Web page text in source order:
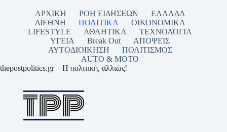
ΑΡΧΙΚΗ ΡΟΗ ΕΙΔΗΣΕΩΝ
ΕΛΛΑΔΑ
ΔΙΕΘΝΗ
ΠΟΛΙΤΙΚΑ
ΟΙΚΟΝΟΜΙΚΑ
LIFESTYLE
ΑΘΛΗΤΙΚΑ
ΤΕΧΝΟΛΟΓΙΑ
ΥΓΕΙΑ
Break Out
ΑΠΟΨΕΙΣ
ΑΥΤΟΔΙΟΙΚΗΣΗ
ΠΟΛΙΤΙΣΜΟΣ
AUTO & MOTO
thepostpolitics.gr – Η πολιτική, αλλιώς!